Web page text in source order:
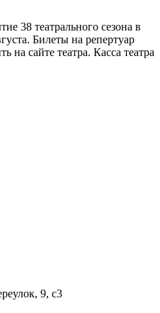
38 театрального сезона в
Билеты на репертуар
на сайте театра. Касса театра
9, с3